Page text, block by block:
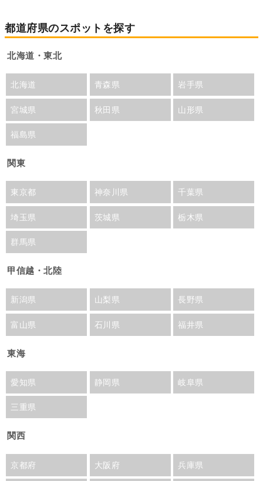
都道府県のスポットを探す
北海道・東北
北海道 青森県 岩手県
宮城県 秋田県 山形県
福島県
関東
東京都 神奈川県 千葉県
埼玉県 茨城県 栃木県
群馬県
甲信越・北陸
新潟県 山梨県 長野県
富山県 石川県 福井県
東海
愛知県 静岡県 岐阜県
三重県
関西
京都府 大阪府 兵庫県